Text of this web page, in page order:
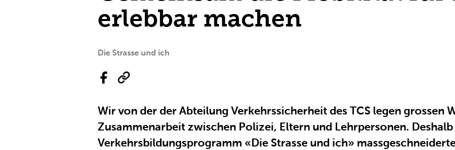
erlebbar machen
Die Strasse und ich
Wir von der der Abteilung Verkehrssicherheit des TCS legen grossen
Zusammenarbeit zwischen Polizei, Eltern und Lehrpersonen.
Verkehrsbildungsprogramm «Die Strasse und ich»